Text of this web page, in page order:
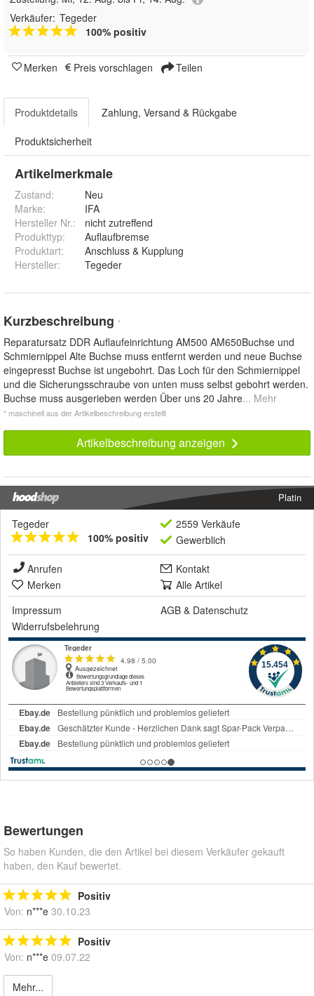
Verkäufer: Tegeder
100% positiv
Merken Preis vorschlagen Teilen
Produktdetails Zahlung, Versand & Rückgabe
Produktsicherheit
Artikelmerkmale
Zustand:
Neu
Marke:
IFA
Hersteller Nr.:
nicht zutreffend
Produkttyp:
Auflaufbremse
Produktart:
Anschluss & Kupplung
Hersteller: Tegeder
Kurzbeschreibung *
Reparatursatz DDR Auflaufeinrichtung AM500 AM650Buchse und
Schmiernippel Alte Buchse muss entfernt werden und neue Buchse
eingepresst Buchse ist ungebohrt. Das Loch für den Schmiernippel
und die Sicherungsschraube von unten muss selbst gebohrt werden.
Buchse muss ausgerieben werden Über uns 20 Jahre... Mehr
* maschinell aus der Artikelbeschreibung erstellt
Artikelbeschreibung anzeigen
Platin
Tegeder
100% positiv
2559 Verkäufe
Gewerblich
Anrufen
Kontakt
Merken
Alle Artikel
Impressum
AGB & Datenschutz
Widerrufsbelehrung
Bewertungen
So haben Kunden, die den Artikel bei diesem Verkäufer gekauft
haben, den Kauf bewertet.
Positiv
Von: n***e 30.10.23
Positiv
Von: n***e 09.07.22
Mehr...